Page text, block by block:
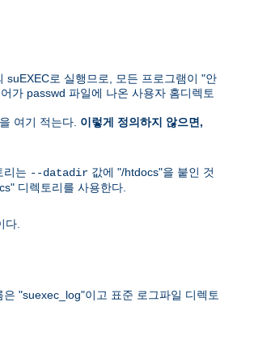
로 실행므로, 모든 프로그램이 "안
가 passwd 파일에 나온 사용자 홈디렉토
여기 적는다. 이렇게 정의하지 않으면,
리는 --datadir 값에 "/htdocs"을 붙인 것
디렉토리를 사용한다.
다.
"suexec_log"이고 표준 로그파일 디렉토